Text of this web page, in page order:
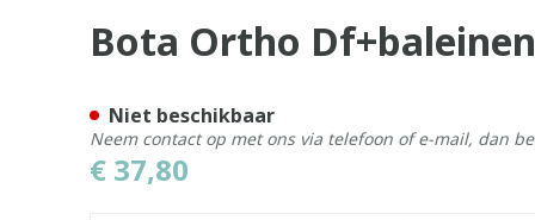
Wh N6
Bota Ortho
€ 37,80
Niet beschikbaar
Neem contact op met ons via telefoon of e-mail, dan